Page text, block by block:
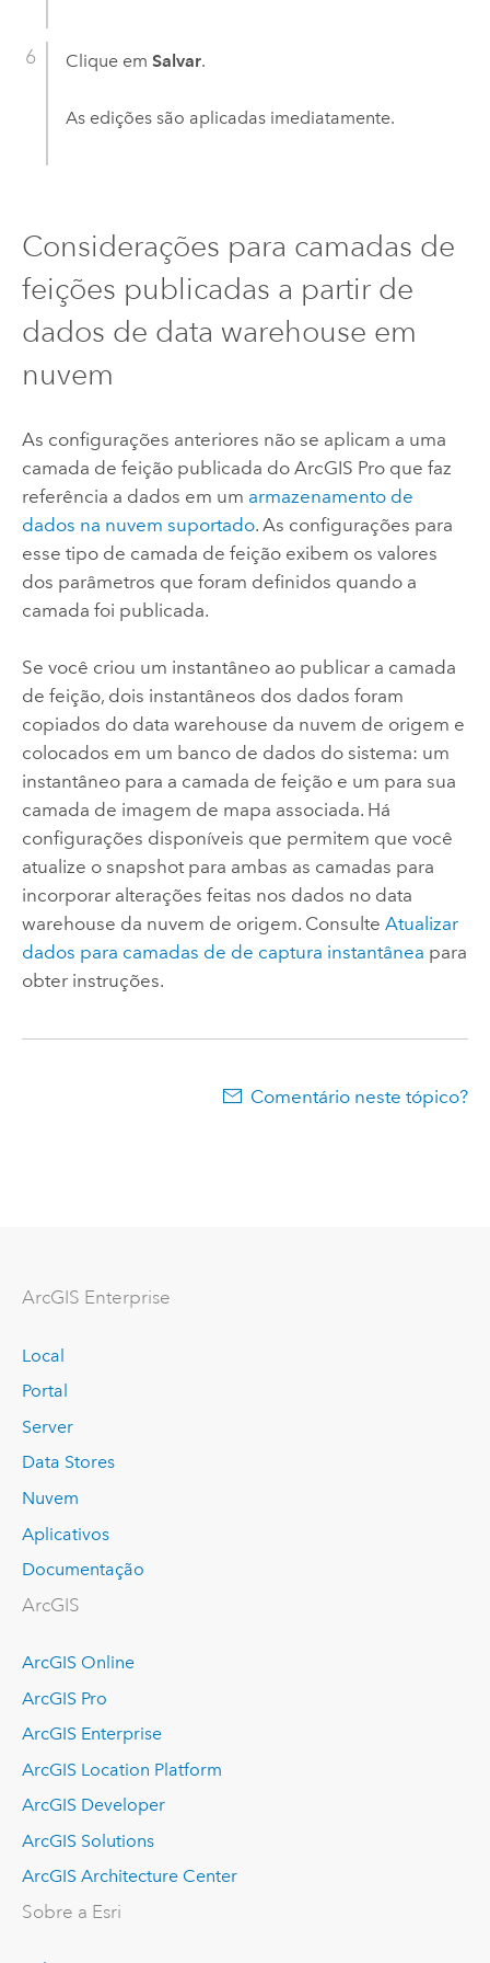
Clique em Salvar.
As edições são aplicadas imediatamente.
Considerações para camadas de
feições publicadas a partir de
dados de data warehouse em
nuvem
As configurações anteriores não se aplicam a uma
camada de feição publicada do ArcGIS Proque faz
referência a dados em um armazenamento de
dados na nuvem suportado. As configurações para
esse tipo de camada de feição exibem os valores
dos parâmetros que foram definidos quando a
camada foi publicada.
Se você criou um instantâneo ao publicar a camada
de feição, dois instantâneos dos dados foram
copiados do data warehouse da nuvem de origem e
colocados em um banco de dados do sistema: um
instantâneo para a camada de feição e um para sua
camada de imagem de mapa associada. Há
configurações disponíveis que permitem que você
atualize o snapshot para ambas as camadas para
incorporar alterações feitas nos dados no data
warehouse da nuvem de origem. Consulte Atualizar
dados para camadas de de captura instantânea para
obter instruções.
Comentário neste tópico?
ArcGIS Enterprise
Local
Portal
Server
Data Stores
Nuvem
Aplicativos
Documentação
ArcGIS
ArcGIS Online
ArcGIS Pro
ArcGIS Enterprise
ArcGIS Location Platform
ArcGIS Developer
ArcGIS Solutions
ArcGIS Architecture Center
Sobre a Esri